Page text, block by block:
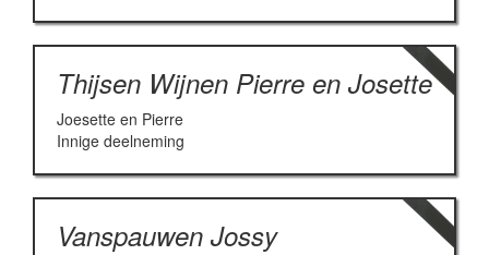
Thijsen Wijnen Pierre en Josette
Joesette en Pierre
Innige deelneming
Vanspauwen Jossy